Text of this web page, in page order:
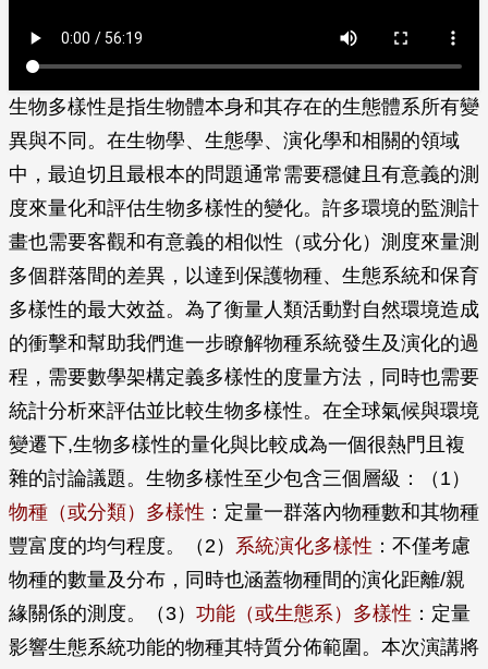
生物多樣性是指生物體本身和其存在的生態體系所有變
異與不同。在生物學、生態學、演化學和相關的領域
中，最迫切且最根本的問題通常需要穩健且有意義的測
度來量化和評估生物多樣性的變化。許多環境的監測計
畫也需要客觀和有意義的相似性（或分化）測度來量測
多個群落間的差異，以達到保護物種、生態系統和保育
多樣性的最大效益。為了衡量人類活動對自然環境造成
的衝擊和幫助我們進一步瞭解物種系統發生及演化的過
程，需要數學架構定義多樣性的度量方法，同時也需要
統計分析來評估並比較生物多樣性。在全球氣候與環境
變遷下,生物多樣性的量化與比較成為一個很熱門且複
雜的討論議題。生物多樣性至少包含三個層級：（1）
物種（或分類）多樣性 ：定量一群落內物種數和其物種
豐富度的均勻程度。（2） 系統演化多樣性 ：不僅考慮
物種的數量及分布，同時也涵蓋物種間的演化距離/親
緣關係的測度。（3） 功能（或生態系）多樣性 ：定量
影響生態系統功能的物種其特質分佈範圍。本次演講將